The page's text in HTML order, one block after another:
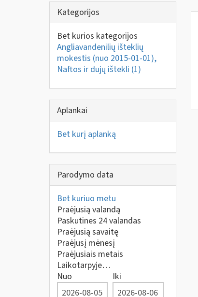
Kategorijos
Bet kurios kategorijos
Angliavandenilių išteklių
mokestis (nuo 2015-01-01),
Naftos ir dujų ištekli (1)
Aplankai
Bet kurį aplanką
Parodymo data
Bet kuriuo metu
Praėjusią valandą
Paskutines 24 valandas
Praėjusią savaitę
Praėjusį mėnesį
Praėjusiais metais
Laikotarpyje…
Nuo
Iki